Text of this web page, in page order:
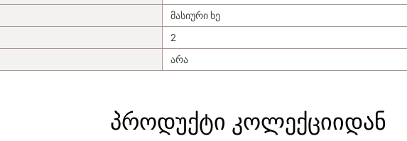
მჭირდება ვიდეოკონსულტაცია
მასიური ხე
2
არა
პროდუქტი კოლექციიდან